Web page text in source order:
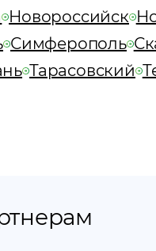
Новороссийск
Симферополь
Тарасовский